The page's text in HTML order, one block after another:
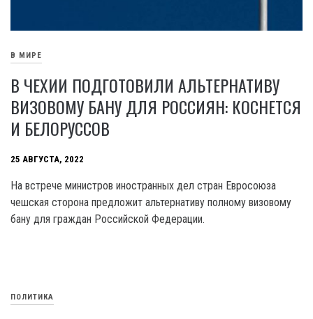
В МИРЕ
В ЧЕХИИ ПОДГОТОВИЛИ АЛЬТЕРНАТИВУ
ВИЗОВОМУ БАНУ ДЛЯ РОССИЯН: КОСНЕТСЯ
И БЕЛОРУССОВ
25 АВГУСТА, 2022
На встрече министров иностранных дел стран Евросоюза
чешская сторона предложит альтернативу полному визовому
бану для граждан Российской Федерации.
ПОЛИТИКА